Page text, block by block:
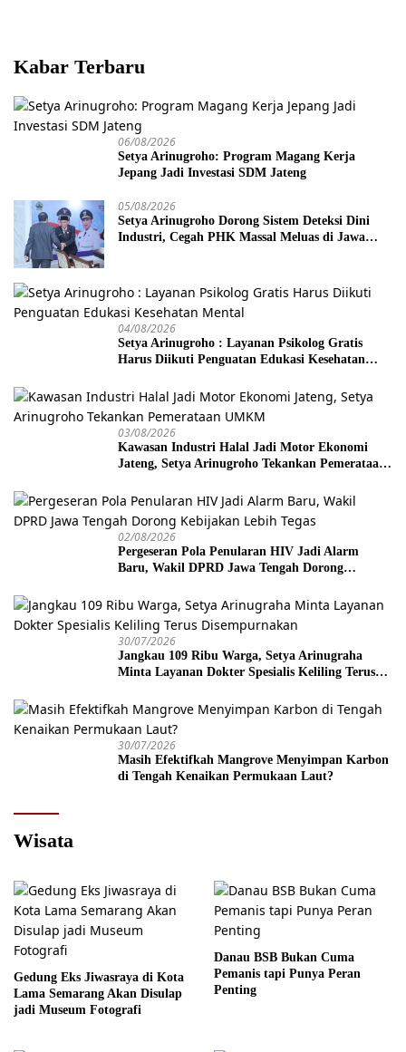
Kabar Terbaru
06/08/2026
Setya Arinugroho: Program Magang Kerja
Jepang Jadi Investasi SDM Jateng
05/08/2026
Setya Arinugroho Dorong Sistem Deteksi Dini
Industri, Cegah PHK Massal Meluas di Jawa
04/08/2026
Setya Arinugroho : Layanan Psikolog Gratis
Harus Diikuti Penguatan Edukasi Kesehatan
03/08/2026
Kawasan Industri Halal Jadi Motor Ekonomi
Jateng, Setya Arinugroho Tekankan Pemerataan
02/08/2026
Pergeseran Pola Penularan HIV Jadi Alarm
Baru, Wakil DPRD Jawa Tengah Dorong
30/07/2026
Jangkau 109 Ribu Warga, Setya Arinugraha
Minta Layanan Dokter Spesialis Keliling Terus
30/07/2026
Masih Efektifkah Mangrove Menyimpan Karbon
di Tengah Kenaikan Permukaan Laut?
Wisata
Gedung Eks Jiwasraya di Kota
Lama Semarang Akan Disulap
jadi Museum Fotografi
Danau BSB Bukan Cuma
Pemanis tapi Punya Peran
Penting